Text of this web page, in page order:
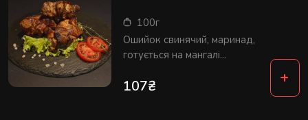
100г
Ошийок свинячий, маринад,
готується на мангалі...
107₴ +